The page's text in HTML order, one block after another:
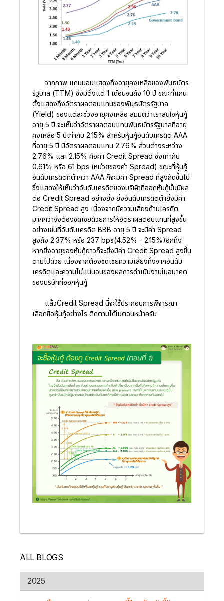
จากภาพ แกนนอนแสดงถึงอายุคงเหลือของพันธบัตร
รัฐบาล (TTM) ซึ่งมีตั้งแต่ 1 เดือนจนถึง 10 ปี ขณะที่แกน
ตั้งแสดงถึงอัตราผลตอบแทนของพันธบัตรรัฐบาล
(Yield) ของแต่ละช่วงอายุคงเหลือ สมมติว่าเราสนใจหุ้นกู้
อายุ 5 ปี จะเห็นว่าอัตราผลตอบแทนพันธบัตรรัฐบาลที่อายุ
คงเหลือ 5 ปีเท่ากับ 2.15% สำหรับหุ้นกู้อันดับเครดิต AAA
ที่อายุ 5 ปี มีอัตราผลตอบแทน 2.76% ส่วนต่างระหว่าง
2.76% และ 2.15% คือค่า Credit Spread ซึ่งเท่ากับ
0.61% หรือ 61 bps (หน่วยของค่า Spread) ขณะที่หุ้นกู้
อันดับเครดิตที่ต่ำกว่า AAA ก็จะมีค่า Spread ที่สูงถัดขึ้นไป
ซึ่งแสดงให้เห็นว่าอันดับเครดิตของบริษัทที่ออกหุ้นกู้นั้นมีผล
ต่อ Credit Spread อย่างยิ่ง ยิ่งอันดับเครดิตต่ำยิ่งมีค่า
Credit Spread สูง เนื่องจากมีความเสี่ยงด้านเครดิต
มากกว่าจึงต้องชดเชยด้วยการให้อัตราผลตอบแทนที่สูงขึ้น
อย่างเช่นที่อันดับเครดิต BBB อายุ 5 ปี จะมีค่า Spread
สูงถึง 2.37% หรือ 237 bps(4.52% - 2.15%)อีกทั้ง
หากยิ่งอายุของหุ้นกู้ยาวก็จะยิ่งมีค่า Credit Spread สูงขึ้น
ตามไปด้วย เนื่องจากต้องชดเชยความเสี่ยงทั้งจากอันดับ
เครดิตและความไม่แน่นอนของผลการดำเนินงานในอนาคต
ของบริษัทที่ออกหุ้นกู้
แล้วCredit Spread นี้จะใช้ประกอบการพิจารณา
เลือกซื้อหุ้นกู้อย่างไร ติดตามได้ในตอนหน้าครับ
ALL BLOGS
2025